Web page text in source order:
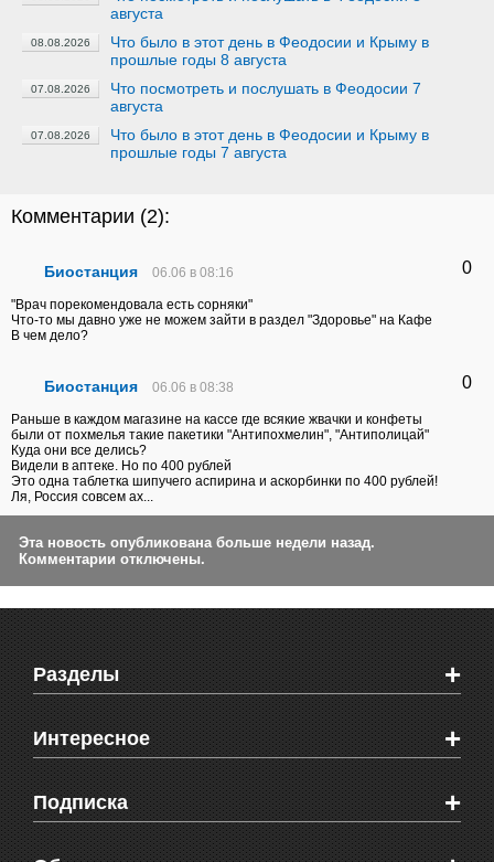
августа
08.08.2026
Что было в этот день в Феодосии и Крыму в
прошлые годы 8 августа
07.08.2026
Что посмотреть и послушать в Феодосии 7
августа
07.08.2026
Что было в этот день в Феодосии и Крыму в
прошлые годы 7 августа
Комментарии (2):
Биостанция 06.06 в 08:16 0
"Врач порекомендовала есть сорняки"
Что-то мы давно уже не можем зайти в раздел "Здоровье" на Кафе
В чем дело?
Биостанция 06.06 в 08:38 0
Раньше в каждом магазине на кассе где всякие жвачки и конфеты
были от похмелья такие пакетики "Антипохмелин", "Антиполицай"
Куда они все делись?
Видели в аптеке. Но по 400 рублей
Это одна таблетка шипучего аспирина и аскорбинки по 400 рублей!
Ля, Россия совсем ах...
Эта новость опубликована больше недели назад.
Комментарии отключены.
Разделы +
Новости Феодосии
Новости Крыма
Мировые новости
Объявления
Здоровье
Интересное +
Видео о Феодосии
Веб-камеры Феодосии
Блоги феодосийцев
Подписка +
Печатная версия газеты "Кафа"